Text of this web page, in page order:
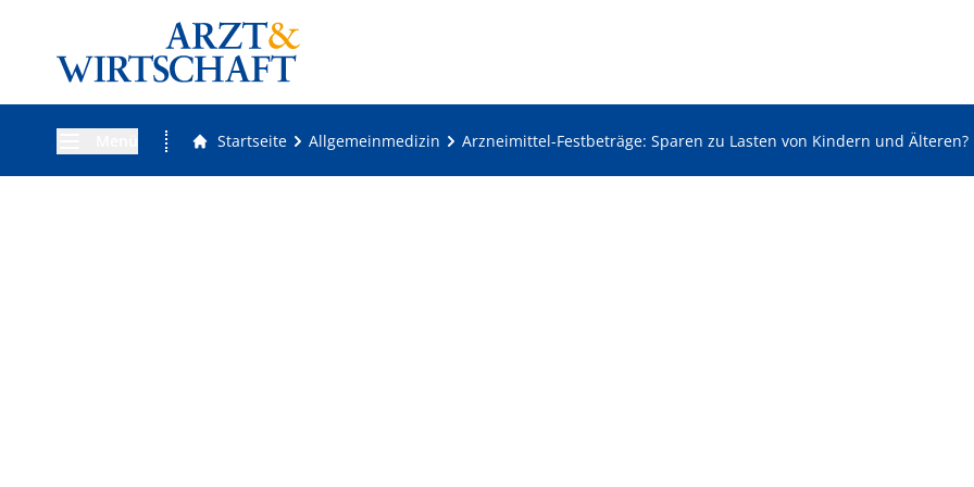
Startseite Allgemeinmedizin Arzneimittel-Festbeträge: Sparen zu Lasten von Kindern und Älteren?